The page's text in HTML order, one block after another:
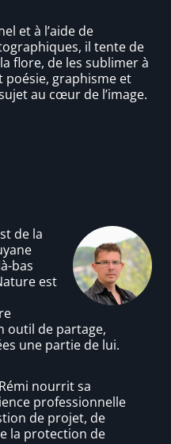
et à l’aide de
il tente de
flore, de les sublimer à
poésie, graphisme et
au cœur de l’image.
de la
bas
est
outil de partage,
une partie de lui.
nourrit sa
professionnelle
de projet, de
la protection de